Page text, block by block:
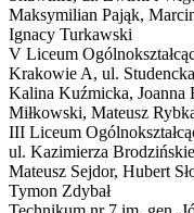
Maksymilian Pająk,
Ignacy Turkawski
V Liceum
Krakowie A, ul.
Kalina Kuźmicka, Joanna
Miłkowski, Mateusz
III Liceum
ul. Kazimierza
Mateusz Sejdor, Hubert
Tymon Zdybał